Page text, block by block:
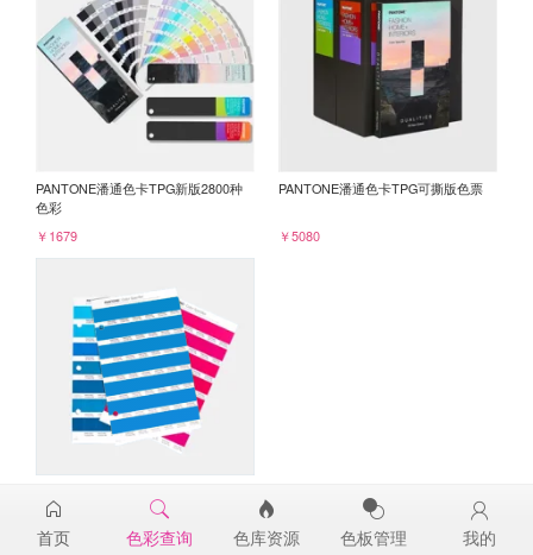
PANTONE潘通色卡TPG新版2800种
色彩
￥1679
PANTONE潘通色卡TPG可撕版色票
￥5080
17-4433TPG
￥98
首页 色彩查询 色库资源 色板管理 我的